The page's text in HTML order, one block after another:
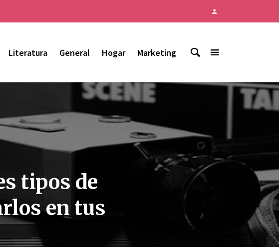
Literatura General Hogar Marketing
tipos de
en tus